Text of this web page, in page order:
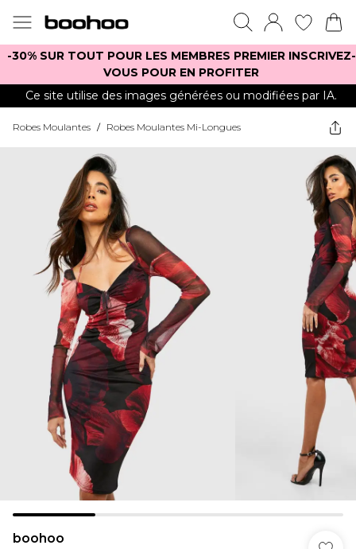
-30% SUR TOUT POUR LES MEMBRES PREMIER INSCRIVEZ-
VOUS POUR EN PROFITER
Ce site utilise des images générées ou modifiées par IA.
Robes Moulantes / Robes Moulantes Mi-Longues
boohoo